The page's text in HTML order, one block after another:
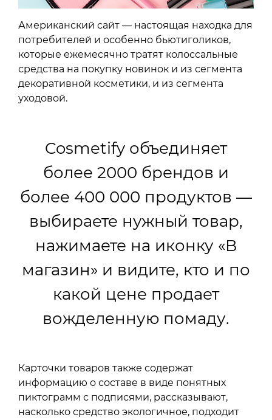
Американский сайт — настоящая находка для
потребителей и особенно бьютиголиков,
которые ежемесячно тратят колоссальные
средства на покупку новинок и из сегмента
декоративной косметики, и из сегмента
уходовой.
Cosmetify объединяет
более 2000 брендов и
более 400 000 продуктов —
выбираете нужный товар,
нажимаете на иконку «В
магазин» и видите, кто и по
какой цене продает
вожделенную помаду.
Карточки товаров также содержат
информацию о составе в виде понятных
пиктограмм с подписями, рассказывают,
насколько средство экологичное, подходит